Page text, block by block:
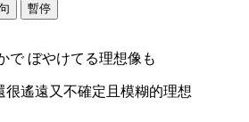
暫停
で ぼやけてる理想像も
很遙遠又不確定且模糊的理想